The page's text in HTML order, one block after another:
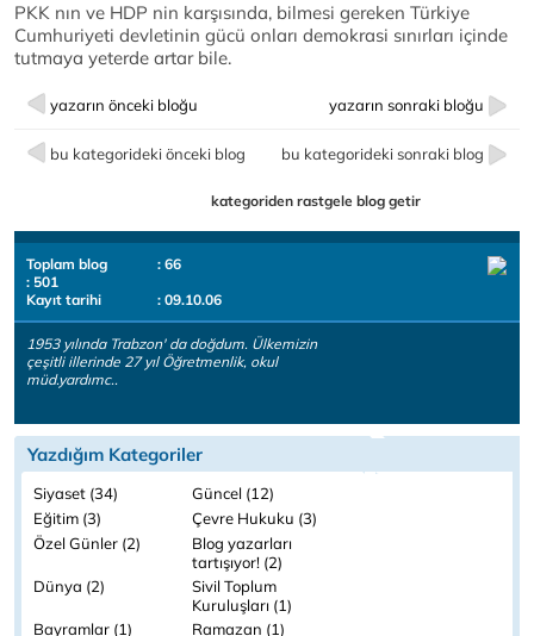
PKK nın ve HDP nin karşısında, bilmesi gereken Türkiye
Cumhuriyeti devletinin gücü onları demokrasi sınırları içinde
tutmaya yeterde artar bile.
yazarın önceki bloğu yazarın sonraki bloğu
bu kategorideki önceki blog bu kategorideki sonraki blog
kategoriden rastgele blog getir
Toplam blog
: 66
: 501
Kayıt tarihi
: 09.10.06
1953 yılında Trabzon' da doğdum. Ülkemizin
çeşitli illerinde 27 yıl Öğretmenlik, okul
müd.yardımc..
Yazdığım Kategoriler
Siyaset (34)
Güncel (12)
Eğitim (3)
Çevre Hukuku (3)
Özel Günler (2)
Blog yazarları
tartışıyor! (2)
Dünya (2) Sivil Toplum
Kuruluşları (1)
Bayramlar (1) Ramazan (1)